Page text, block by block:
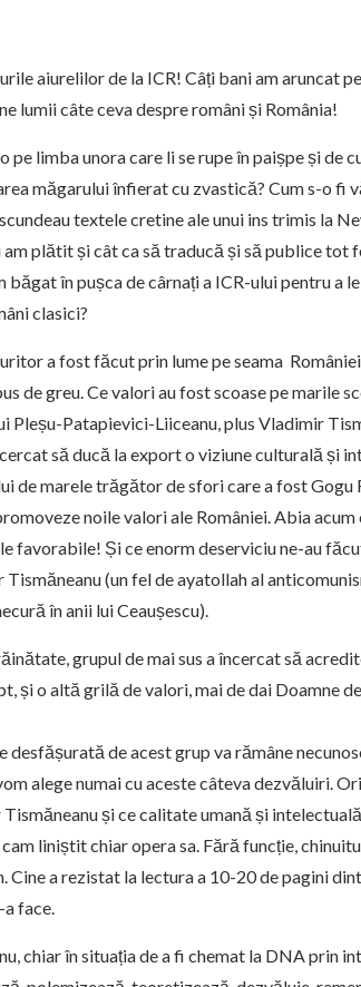
aiurelilor de la ICR! Câți bani am aruncat
lumii câte ceva despre români și România!
pe limba unora care li se rupe în paișpe și de
măgarului înfierat cu zvastică? Cum s-o fi
textele cretine ale unui ins trimis la
am plătit și cât ca să traducă și să publice tot
băgat în pușca de cârnați a ICR-ului pentru a
clasici?
a fost făcut prin lume pe seama
de greu. Ce valori au fost scoase pe marile
Pleșu-Patapievici-Liiceanu, plus Vladimir
să ducă la export o viziune culturală și
de marele trăgător de sfori care a fost Gogu
noile valori ale României. Abia
favorabile! Și ce enorm deserviciu ne-au
Tismăneanu (un fel de ayatollah al
în anii lui Ceaușescu).
grupul de mai sus a încercat să
și o altă grilă de valori, mai de dai Doamne
desfășurată de acest grup va rămâne
alege numai cu aceste câteva dezvăluiri.
și ce calitate umană și
liniștit chiar opera sa. Fără funcție,
Cine a rezistat la lectura a 10-20 de pagini
a face.
chiar în situația de a fi chemat la DNA prin